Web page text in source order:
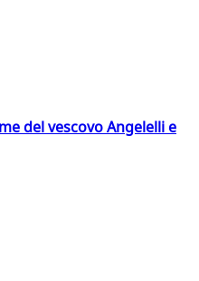
del vescovo Angelelli e